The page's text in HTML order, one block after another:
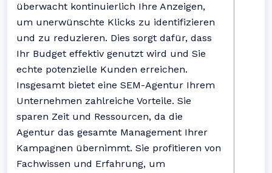
überwacht kontinuierlich Ihre Anzeigen,
um unerwünschte Klicks zu identifizieren
und zu reduzieren. Dies sorgt dafür, dass
Ihr Budget effektiv genutzt wird und Sie
echte potenzielle Kunden erreichen.
Insgesamt bietet eine SEM-Agentur Ihrem
Unternehmen zahlreiche Vorteile. Sie
sparen Zeit und Ressourcen, da die
Agentur das gesamte Management Ihrer
Kampagnen übernimmt. Sie profitieren von
Fachwissen und Erfahrung, um